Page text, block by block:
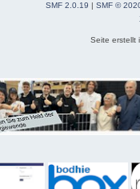
SMF 2.0.19 |SMF ©
Seite erstellt